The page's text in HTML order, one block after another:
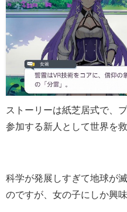
ストーリーは紙芝居式で、
参加する新人として世界を
科学が発展しすぎて地球が
のですが、女の子にしか興